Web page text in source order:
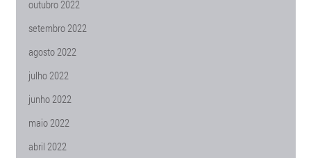
outubro 2022
setembro 2022
agosto 2022
julho 2022
junho 2022
maio 2022
abril 2022